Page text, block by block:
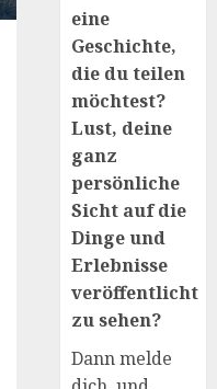
eine
Geschichte,
die du teilen
möchtest?
Lust, deine
ganz
persönliche
Sicht auf die
Dinge und
Erlebnisse
veröffentlicht
zu sehen?
Dann melde